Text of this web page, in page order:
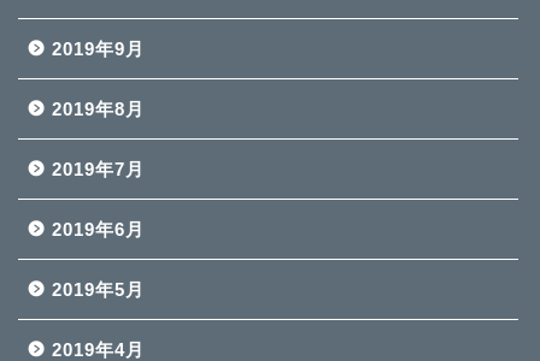
2019年9月
2019年8月
2019年7月
2019年6月
2019年5月
2019年4月